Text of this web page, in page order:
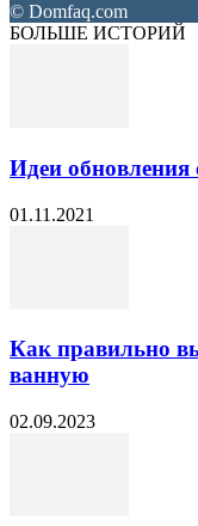
© Domfaq.com
БОЛЬШЕ ИСТОРИЙ
Идеи обновления
01.11.2021
Как правильно
ванную
02.09.2023